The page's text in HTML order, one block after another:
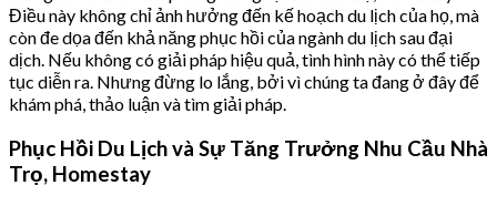
Điều này không chỉ ảnh hưởng đến kế hoạch du lịch của họ, mà
còn đe dọa đến khả năng phục hồi của ngành du lịch sau đại
dịch. Nếu không có giải pháp hiệu quả, tình hình này có thể tiếp
tục diễn ra. Nhưng đừng lo lắng, bởi vì chúng ta đang ở đây để
khám phá, thảo luận và tìm giải pháp.
Phục Hồi Du Lịch và Sự Tăng Trưởng Nhu Cầu Nhà
Trọ, Homestay